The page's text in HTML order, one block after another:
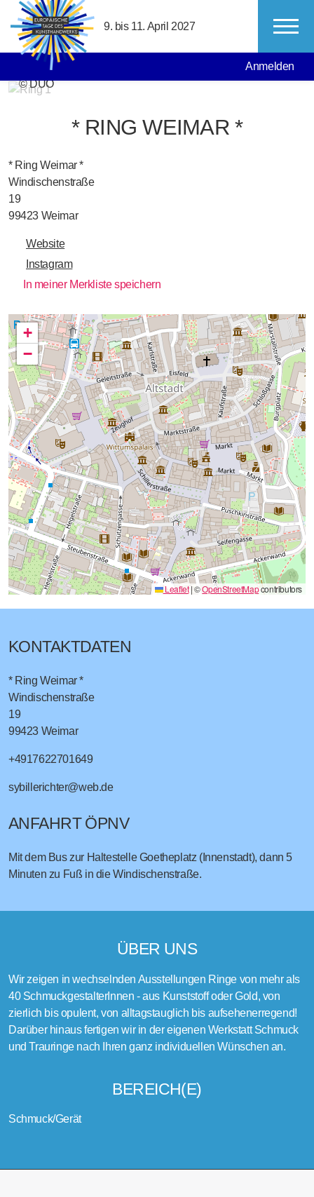
Direkt zum Inhalt
9. bis 11. April 2027
MAIN NAVIGATION USER
Anmelden
© DUO
* RING WEIMAR *
* Ring Weimar *
Windischenstraße
19
99423 Weimar
Website
Instagram
In meiner Merkliste speichern
+
−
Leaflet |©OpenStreetMapcontributors
KONTAKTDATEN
* Ring Weimar *
Windischenstraße
19
99423 Weimar
+4917622701649
sybillerichter@web.de
ANFAHRT ÖPNV
Mit dem Bus zur Haltestelle Goetheplatz (Innenstadt), dann 5
Minuten zu Fuß in die Windischenstraße.
ÜBER UNS
Wir zeigen in wechselnden Ausstellungen Ringe von mehr als
40 SchmuckgestalterInnen - aus Kunststoff oder Gold, von
zierlich bis opulent, von alltagstauglich bis aufsehenerregend!
Darüber hinaus fertigen wir in der eigenen Werkstatt Schmuck
und Trauringe nach Ihren ganz individuellen Wünschen an.
BEREICH(E)
Schmuck/Gerät